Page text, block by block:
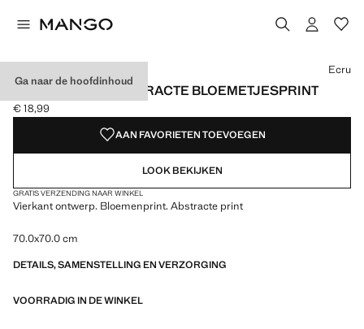
Ga naar de hoofdinhoud
SJAALTJE MET ABSTRACTE BLOEMETJESPRINT
Huidige prijs [€ 18,99 ]
€ 18,99
Kies een kleur
Ecru
AAN FAVORIETEN TOEVOEGEN
LOOK BEKIJKEN
GRATIS VERZENDING NAAR WINKEL
Vierkant ontwerp. Bloemenprint. Abstracte print
70.0x70.0 cm
DETAILS, SAMENSTELLING EN VERZORGING
VOORRADIG IN DE WINKEL